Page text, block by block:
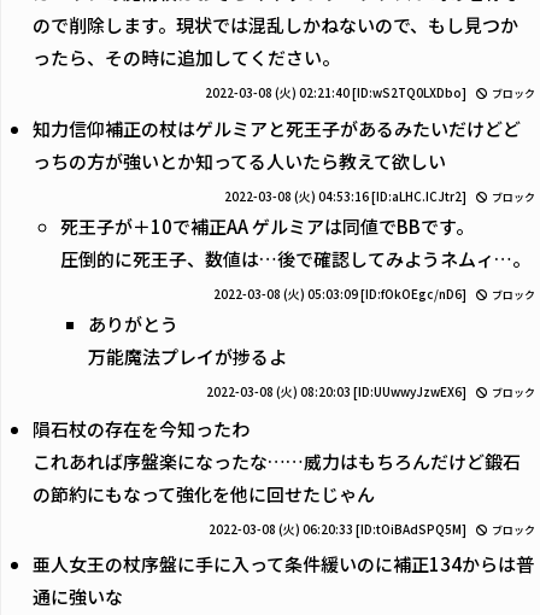
ので削除します。現状では混乱しかねないので、もし見つか
ったら、その時に追加してください。
2022-03-08 (火) 02:21:40[ID:wS2TQ0LXDbo] ブロック
知力信仰補正の杖はゲルミアと死王子があるみたいだけどど
っちの方が強いとか知ってる人いたら教えて欲しい
2022-03-08 (火) 04:53:16[ID:aLHC.ICJtr2] ブロック
死王子が＋10で補正AA ゲルミアは同値でBBです。
圧倒的に死王子、数値は…後で確認してみようネムィ…。
2022-03-08 (火) 05:03:09[ID:fOkOEgc/nD6] ブロック
ありがとう
万能魔法プレイが捗るよ
2022-03-08 (火) 08:20:03 [ID:UUwwyJzwEX6] ブロック
隕石杖の存在を今知ったわ
これあれば序盤楽になったな……威力はもちろんだけど鍛石
の節約にもなって強化を他に回せたじゃん
2022-03-08 (火) 06:20:33 [ID:tOiBAdSPQ5M] ブロック
亜人女王の杖序盤に手に入って条件緩いのに補正134からは普
通に強いな